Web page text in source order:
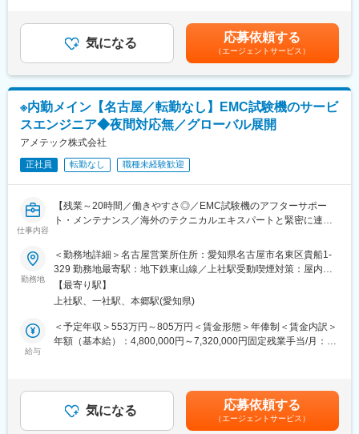
します。またゆくゆくは予算・納期に関する管理もお任せいたし
ます。
■予算や商談スパンについて
予算は1年間で設定され、年間の目標を追いながら月ごとに進捗率
やKPI等を追います。中間面談では目標の修正や擦り合わせを実施
します。
商談スパンは基本２～3か月、新車開発や詳細未定の案件では長期
的に提案や関係構築を行うこともございます。
■組織構成
当する場合もございます。
本ポジションでは担当のみならず、チームリーダー的立ち位置で
の業務遂行や後輩育成、マネジメント業務も経験に応じてお任せ
いたします。
価格ではなく、世界一の製品力を武器に営業活動を行うことが出
来ます。
■職務詳細
メーカー技術者（完成車メーカーやTier1サプライヤの先行開発を
行う部門中心）に対する自社製品の提案営業をお任せいたしま
す。
主に既存営業となり、担当しているお客様（部署）からの横展開
が多いです。
報をキャッチしたため横部署や別部署への営業等
その他、客先での展示会（技術紹介）を行い既存顧客への新取引
や新規開拓をお任せする可能性もございます。
その後どんな開発なのか、シュミレーションでどのような数値を
得たいかをヒアリングし、その後、セールスエンジニアと同行
し、技術仕様を決定いたします。
またゆくゆくは予算・納期に関する管理もお任せいたします。
やKPI等を追っていきます。
半期のタイミングでは中間面談もあり、そのタイミングで目標の
修正や擦り合わせを実施します。
業手当＞有賃金はあくまでも目安の金額であり、選考を通じて上
下する可能性があります。月給(月額)は固定手当を含めた表記で
気になる 応募依頼する
（エージェントサービス）
※内勤メイン【名古屋／転勤なし】EMC試験機のサービ
スエンジニア◆夜間対応無／グローバル展開
アメテック株式会社
正社員 転勤なし 職種未経験歓迎
仕事内容
【残業～20時間／働きやすさ◎／EMC試験機のアフターサポー
ト・メンテナンス／海外のテクニカルエキスパートと緊密に連携
■主な業務内容
海外のテクニカルエキスパートと連携し、作業の標準化と顧客の
課題解決をお任せします。
送られてくる製品のチェック・メンテナンスがメインとなります
ので、内勤中心・残業少の働き方となります。
・国内・国外顧客に対して、メンテナンス、修理、キャリブレー
ションのコーディネート
・製品メンテナンス、修理、キャリブレーション（国際規格
IEC/ISO17025 に基づく）
・スペア部品の調整・評価
勤務地
＜勤務地詳細＞名古屋営業所住所：愛知県名古屋市名東区貴船1-
329 勤務地最寄駅：地下鉄東山線／上社駅受動喫煙対策：屋内全
面禁煙変更の範囲：会社の定める事業所
【最寄り駅】
上社駅、一社駅、本郷駅(愛知県)
給与
＜予定年収＞553万円～805万円＜賃金形態＞年俸制＜賃金内訳＞
年額（基本給）：4,800,000円～7,320,000円固定残業手当/月：
は現在の年収を考慮し、前後する場合がございます。■賞与・イン
センティブ：年1回※上記年収にインセンティブの年収15％を含む
■昇給：年1回（1月）■出張手当出張規定に基づいて支払いがあり
気になる 応募依頼する
（エージェントサービス）